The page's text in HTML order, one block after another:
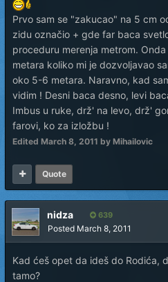
Prvo sam se "zakucao" na 5 cm
zidu označio + gde far baca
proceduru merenja metrom.
metara koliko mi je dozvoljavao
oko 5-6 metara. Naravno, kad
vidim ! Desni baca desno, levi
Imbus u ruke, drž' na levo, drž'
farovi, ko za izložbu !
Edited March 8, 2011 by Mihailovic
Quote
nidza 639
Posted March 8, 2011
Kad ćeš opet da ideš do Rodića,
tamo?